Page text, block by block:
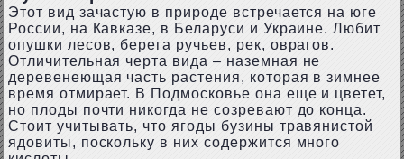
Этот вид зачастую в природе встречается на юге
России, на Кавказе, в Беларуси и Украине. Любит
опушки лесов, берега ручьев, рек, оврагов.
Отличительная черта вида – наземная не
деревенеющая часть растения, которая в зимнее
время отмирает. В Подмосковье она еще и цветет,
но плоды почти никогда не созревают до конца.
Стоит учитывать, что ягоды бузины травянистой
ядовиты, поскольку в них содержится много